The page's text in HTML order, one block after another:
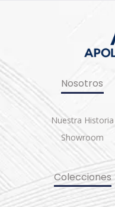
Nosotros
Nuestra Historia
Showroom
Colecciones